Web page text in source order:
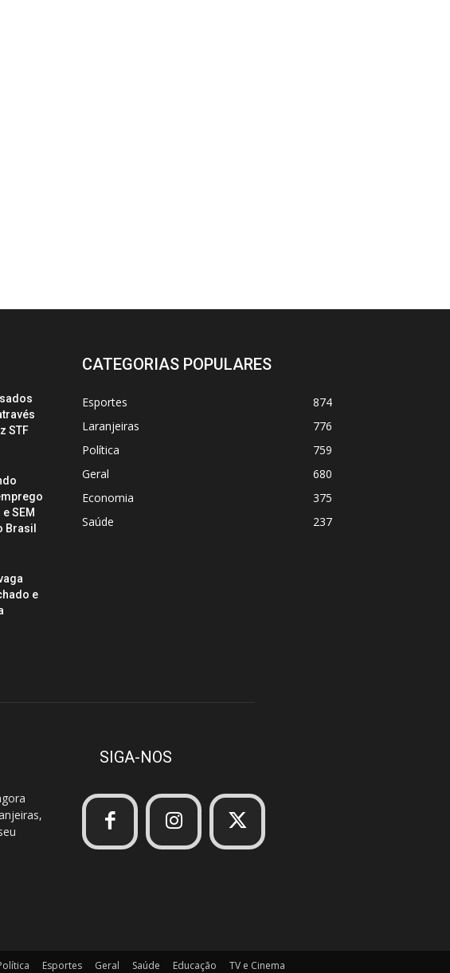
STF
SEM
Brasil
e
CATEGORIAS POPULARES
Esportes
874
Laranjeiras
776
Política
759
Geral
680
Economia
375
Saúde
237
SIGA-NOS
Esportes Geral Saúde Educação TV e Cinema